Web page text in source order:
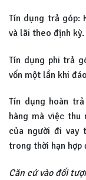
Tín dụng trả góp:
và lãi theo định kỳ.
Tín dụng phi trả
vốn một lần khi
Tín dụng hoàn
hàng mà việc thu
của người đi vay
trong thời hạn hợp
Căn cứ vào đối